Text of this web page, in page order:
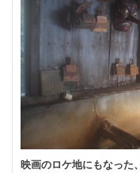
映画のロケ地にもなった